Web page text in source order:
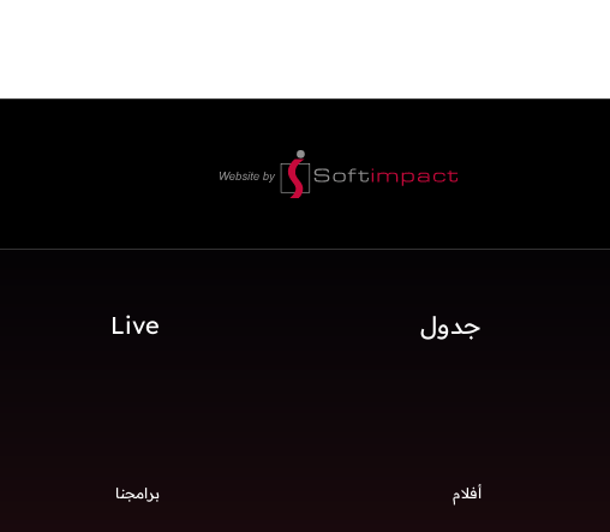
جدول Live
أفلام برامجنا